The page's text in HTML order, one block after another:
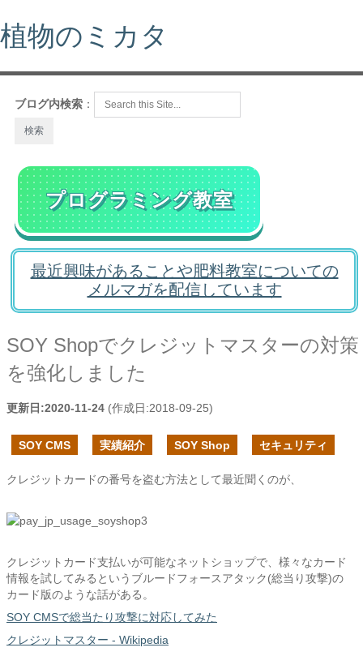
植物のミカタ
ブログ内検索 ：
プログラミング教室
最近興味があることや肥料教室についての
メルマガを配信しています
SOY Shopでクレジットマスターの対策
を強化しました
更新日:2020-11-24 (作成日:2018-09-25)
SOY CMS 実績紹介 SOY Shop セキュリティ
クレジットカードの番号を盗む方法として最近聞くのが、
クレジットカード支払いが可能なネットショップで、様々なカード
情報を試してみるというブルードフォースアタック(総当り攻撃)の
カード版のような話がある。
SOY CMSで総当たり攻撃に対応してみた
クレジットマスター - Wikipedia